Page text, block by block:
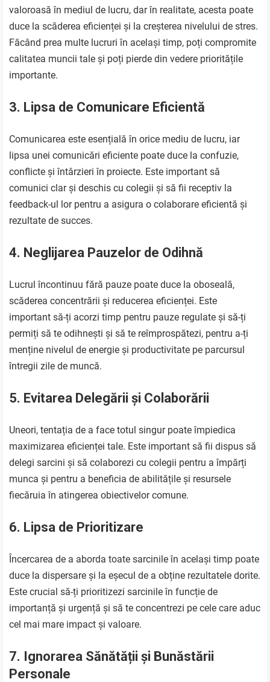
valoroasă în mediul de lucru, dar în realitate, acesta poate
duce la scăderea eficienței și la creșterea nivelului de stres.
Făcând prea multe lucruri în același timp, poți compromite
calitatea muncii tale și poți pierde din vedere prioritățile
importante.
3. Lipsa de Comunicare Eficientă
Comunicarea este esențială în orice mediu de lucru, iar
lipsa unei comunicări eficiente poate duce la confuzie,
conflicte și întârzieri în proiecte. Este important să
comunici clar și deschis cu colegii și să fii receptiv la
feedback-ul lor pentru a asigura o colaborare eficientă și
rezultate de succes.
4. Neglijarea Pauzelor de Odihnă
Lucrul încontinuu fără pauze poate duce la oboseală,
scăderea concentrării și reducerea eficienței. Este
important să-ți acorzi timp pentru pauze regulate și să-ți
permiți să te odihnești și să te reîmprospătezi, pentru a-ți
menține nivelul de energie și productivitate pe parcursul
întregii zile de muncă.
5. Evitarea Delegării și Colaborării
Uneori, tentația de a face totul singur poate împiedica
maximizarea eficienței tale. Este important să fii dispus să
delegi sarcini și să colaborezi cu colegii pentru a împărți
munca și pentru a beneficia de abilitățile și resursele
fiecăruia în atingerea obiectivelor comune.
6. Lipsa de Prioritizare
Încercarea de a aborda toate sarcinile în același timp poate
duce la dispersare și la eșecul de a obține rezultatele dorite.
Este crucial să-ți prioritizezi sarcinile în funcție de
importanță și urgență și să te concentrezi pe cele care aduc
cel mai mare impact și valoare.
7. Ignorarea Sănătății și Bunăstării
Personale